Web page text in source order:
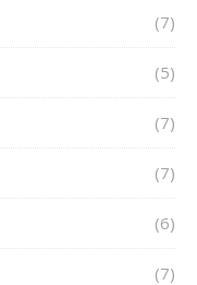
(7)
(5)
(7)
(7)
(6)
(7)